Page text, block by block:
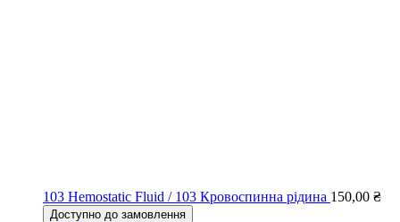
103 Hemostatic Fluid / 103 Кровоспинна рідина 150,00 ₴
Доступно до замовлення